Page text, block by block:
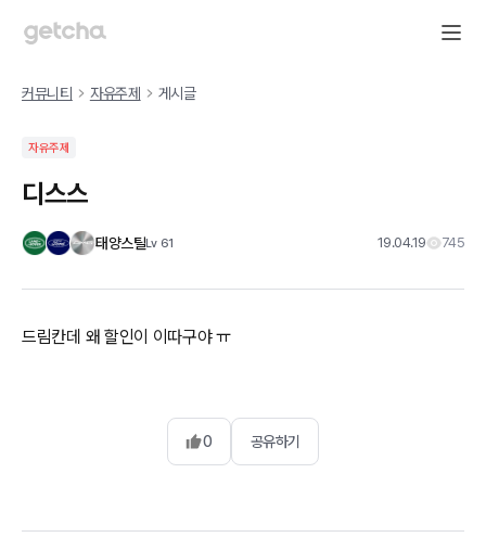
커뮤니티 자유주제 게시글
자유주제
디스스
태양스틸Lv 61 19.04.19 745
드림칸데 왜 할인이 이따구야 ㅠ
0 공유하기